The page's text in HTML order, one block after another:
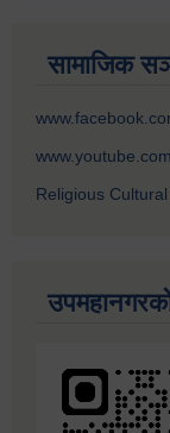
सामाजिक
www.youtube.com
Religious